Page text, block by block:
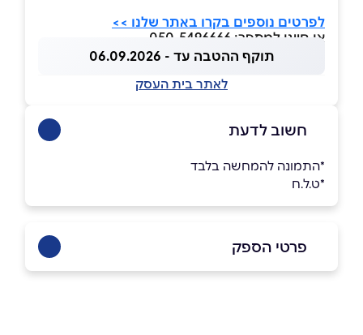
לפרטים נוספים בקרו באתר שלנו >>
או חייגו למספר: 050-5496666
תוקף ההטבה עד - 06.09.2026
לאתר בית העסק
חשוב לדעת
*התמונה להמחשה בלבד
*ט.ל.ח
פרטי הספק